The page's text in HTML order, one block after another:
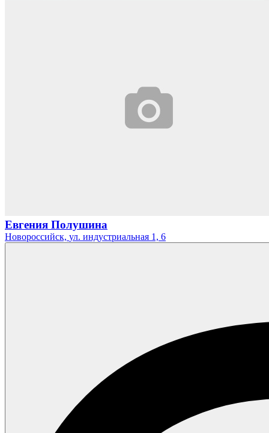
Евгения Полушина
Новороссийск, ул. индустриальная 1, 6